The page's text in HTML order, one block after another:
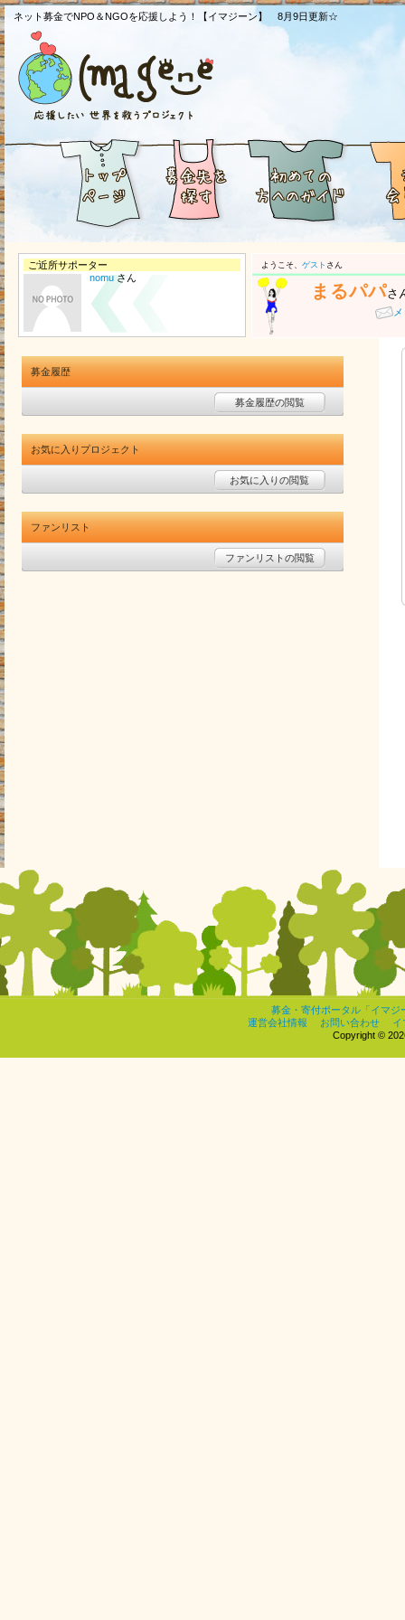
ネット募金でNPO＆NGOを応援しよう！【イマジーン】 8月9日更新☆
ご近所サポーター
nomuさん
ようこそ、 ゲスト さん
まるパパさ
募金履歴
募金履歴の閲覧
お気に入りプロジェクト
お気に入りの閲覧
ファンリスト
ファンリストの閲覧
募金・寄付ポータル「イマジ
運営会社情報
お問い合わせ
イ
Copyright ©